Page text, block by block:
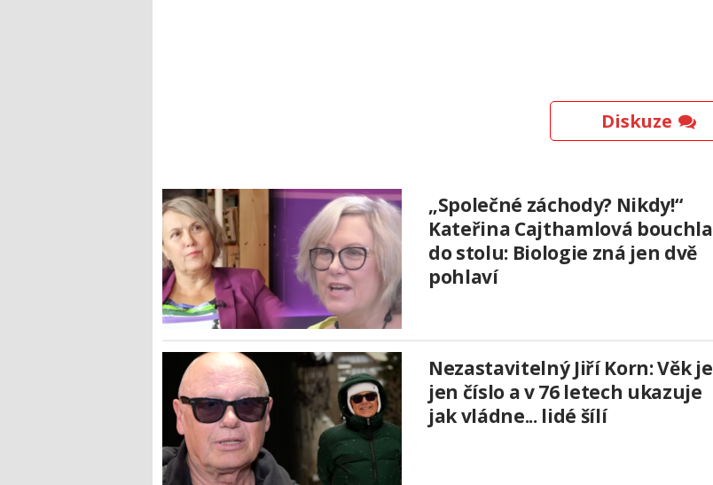
Diskuze
„Společné záchody? Nikdy!“
Kateřina Cajthamlová bouchla
do stolu: Biologie zná jen dvě
pohlaví
Nezastavitelný Jiří Korn: Věk je
jen číslo a v 76 letech ukazuje
jak vládne... lidé šílí